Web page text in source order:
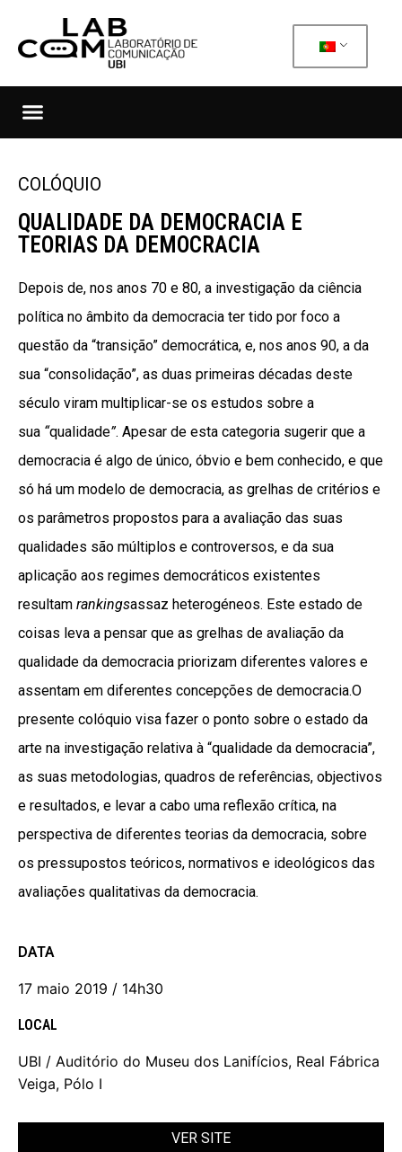
COLÓQUIO
QUALIDADE DA DEMOCRACIA E
TEORIAS DA DEMOCRACIA
Depois de, nos anos 70 e 80, a investigação da ciência
política no âmbito da democracia ter tido por foco a
questão da “transição” democrática, e, nos anos 90, a da
sua “consolidação”, as duas primeiras décadas deste
século viram multiplicar-se os estudos sobre a
sua “qualidade”. Apesar de esta categoria sugerir que a
democracia é algo de único, óbvio e bem conhecido, e que
só há um modelo de democracia, as grelhas de critérios e
os parâmetros propostos para a avaliação das suas
qualidades são múltiplos e controversos, e da sua
aplicação aos regimes democráticos existentes
resultam rankingsassaz heterogéneos. Este estado de
coisas leva a pensar que as grelhas de avaliação da
qualidade da democracia priorizam diferentes valores e
assentam em diferentes concepções de democracia.O
presente colóquio visa fazer o ponto sobre o estado da
arte na investigação relativa à “qualidade da democracia”,
as suas metodologias, quadros de referências, objectivos
e resultados, e levar a cabo uma reflexão crítica, na
perspectiva de diferentes teorias da democracia, sobre
os pressupostos teóricos, normativos e ideológicos das
avaliações qualitativas da democracia.
DATA
17 maio 2019 / 14h30
LOCAL
UBI / Auditório do Museu dos Lanifícios, Real Fábrica
Veiga, Pólo I
VER SITE